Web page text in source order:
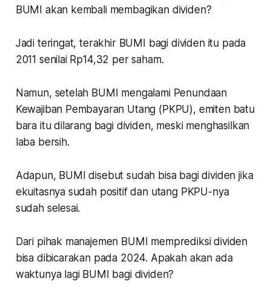
BUMI akan kembali membagikan dividen?
Jadi teringat, terakhir BUMI bagi dividen itu pada
2011 senilai Rp14,32 per saham.
Namun, setelah BUMI mengalami Penundaan
Kewajiban Pembayaran Utang (PKPU), emiten batu
bara itu dilarang bagi dividen, meski menghasilkan
laba bersih.
Adapun, BUMI disebut sudah bisa bagi dividen jika
ekuitasnya sudah positif dan utang PKPU-nya
sudah selesai.
Dari pihak manajemen BUMI memprediksi dividen
bisa dibicarakan pada 2024. Apakah akan ada
waktunya lagi BUMI bagi dividen?